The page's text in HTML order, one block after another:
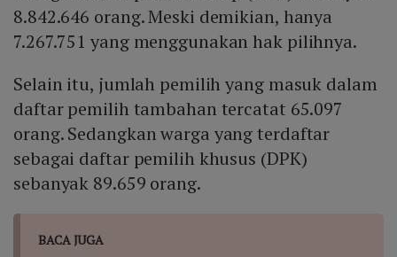
8.842.646 orang. Meski demikian, hanya
7.267.751 yang menggunakan hak pilihnya.
Selain itu, jumlah pemilih yang masuk dalam
daftar pemilih tambahan tercatat 65.097
orang. Sedangkan warga yang terdaftar
sebagai daftar pemilih khusus (DPK)
sebanyak 89.659 orang.
BACA JUGA